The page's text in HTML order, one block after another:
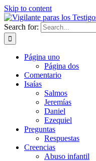
Skip to content
Search for:
Página uno
Página dos
Comentario
Isaías
Salmos
Jeremías
Daniel
Ezequiel
Preguntas
Respuestas
Creencias
Abuso infantil